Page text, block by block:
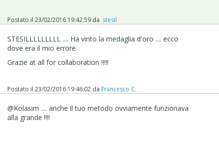
... prova, ...dovrebbe in teoria funzionare anche in
.
esempio in rete; dovresti risolvere, altrimenti passeremo
.
ciao
Postato il 23/02/2016 19:42:59 da stesil
STESILLLLLLLLL .... Ha vinto la medaglia d'oro .... ecco
dove era il mio errore.
Grazie at all for collaboration !!!!!
Postato il 23/02/2016 19:46:02 da Francesco C.
@Kolasim .... anche il tuo metodo ovviamente funzionava
alla grande !!!!